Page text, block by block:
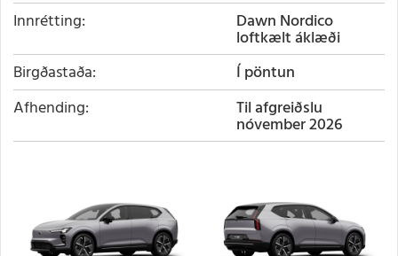
Innrétting
Dawn Nordico
loftkælt áklæði
Birgðastaða
Í pöntun
Afhending
Til afgreiðslu
nóvember 2026